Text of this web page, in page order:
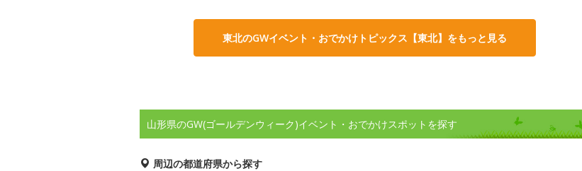
東北のGWイベント・おでかけトピックス【東北】をもっと見る
山形県のGW(ゴールデンウィーク)イベント・おでかけスポットを探す
周辺の都道府県から探す